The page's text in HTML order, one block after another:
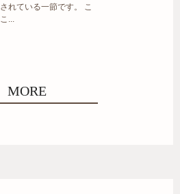
されている一節です。 こ
こ...
MORE